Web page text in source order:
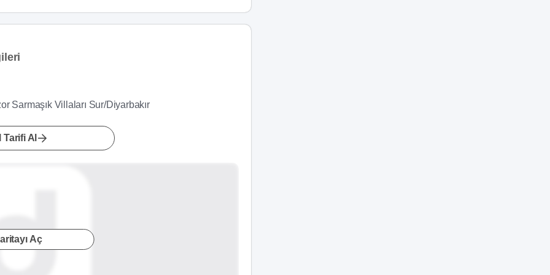
Sarmaşık Villaları Sur/Diyarbakır
Tarifi Al
Aç